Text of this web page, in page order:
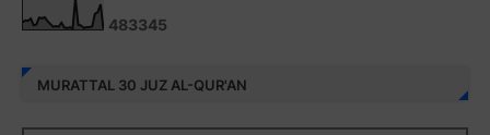
483345
MURATTAL 30 JUZ AL-QUR'AN